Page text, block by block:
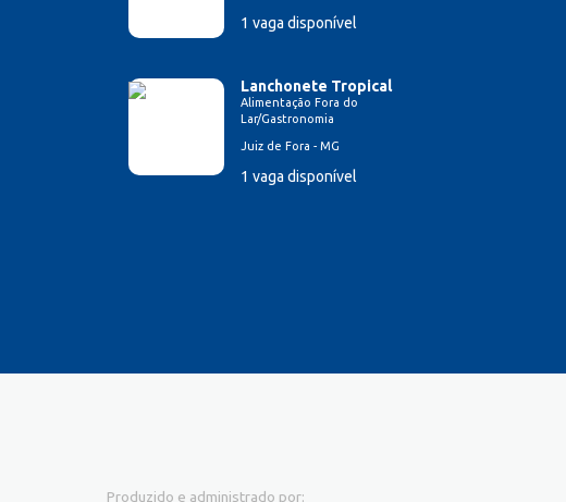
1 vaga disponível
Lanchonete Tropical
Alimentação Fora do
Lar/Gastronomia
Juiz de Fora - MG
1 vaga disponível
Produzido e administrado por: